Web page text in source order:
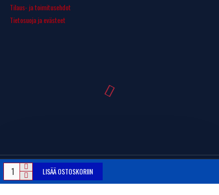
LISÄÄ OSTOSKORIIN
Tilaus- ja toimitusehdot
Tietosuoja ja evästeet
© Copyright 2016